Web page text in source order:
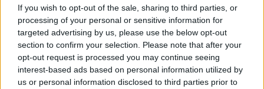
If you wish to opt-out of the sale, sharing to third parties, or
processing of your personal or sensitive information for
targeted advertising by us, please use the below opt-out
section to confirm your selection. Please note that after your
opt-out request is processed you may continue seeing
interest-based ads based on personal information utilized by
us or personal information disclosed to third parties prior to